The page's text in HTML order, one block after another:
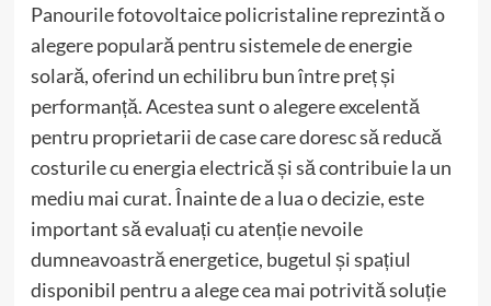
Panourile fotovoltaice policristaline reprezintă o
alegere populară pentru sistemele de energie
solară, oferind un echilibru bun între preț și
performanță. Acestea sunt o alegere excelentă
pentru proprietarii de case care doresc să reducă
costurile cu energia electrică și să contribuie la un
mediu mai curat. Înainte de a lua o decizie, este
important să evaluați cu atenție nevoile
dumneavoastră energetice, bugetul și spațiul
disponibil pentru a alege cea mai potrivită soluție